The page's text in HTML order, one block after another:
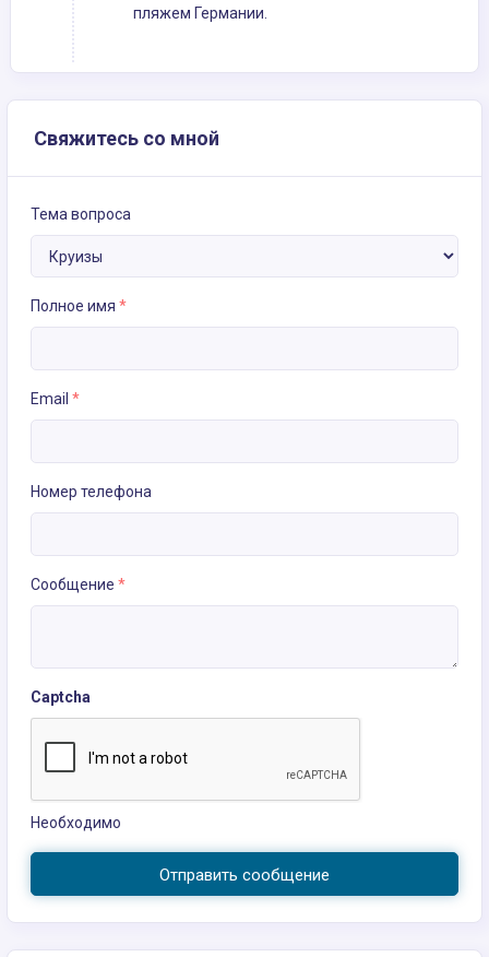
пляжем Германии.
Свяжитесь со мной
Тема вопроса
Полное имя *
Email *
Номер телефона
Сообщение *
Captcha
Необходимо
Отправить сообщение